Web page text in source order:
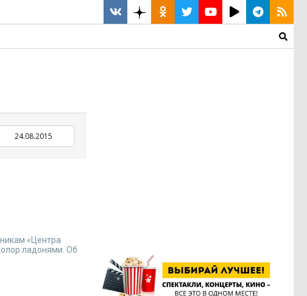
«Центра
ладонями. Об